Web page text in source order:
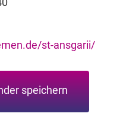
st-ansgarii/
speichern